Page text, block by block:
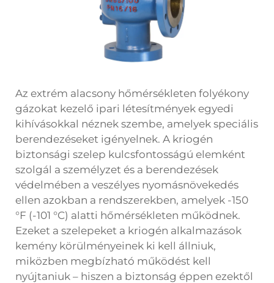
Az extrém alacsony hőmérsékleten folyékony
gázokat kezelő ipari létesítmények egyedi
kihívásokkal néznek szembe, amelyek speciális
berendezéseket igényelnek. A kriogén
biztonsági szelep kulcsfontosságú elemként
szolgál a személyzet és a berendezések
védelmében a veszélyes nyomásnövekedés
ellen azokban a rendszerekben, amelyek -150
°F (-101 °C) alatti hőmérsékleten működnek.
Ezeket a szelepeket a kriogén alkalmazások
kemény körülményeinek ki kell állniuk,
miközben megbízható működést kell
nyújtaniuk – hiszen a biztonság éppen ezektől